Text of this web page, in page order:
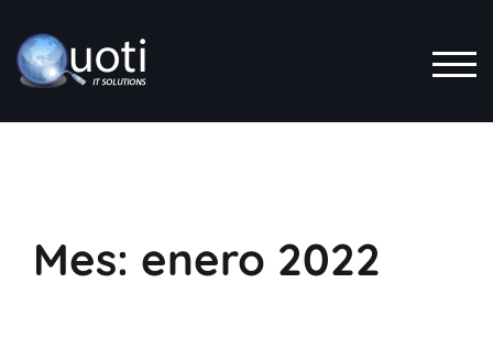
contenido
Mes: enero 2022